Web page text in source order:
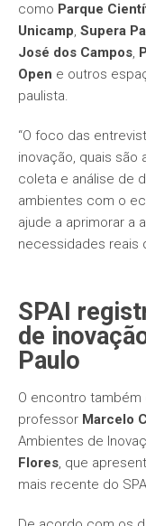
como Parque
Unicamp, Supera
José dos Campos,
Open e outros
paulista.
“O foco das
inovação, quais são
coleta e análise de
ambientes com o
ajude a aprimorar a
necessidades reais
SPAI
de
Paulo
O encontro
professor Marcelo
Ambientes de
Flores, que
mais recente do